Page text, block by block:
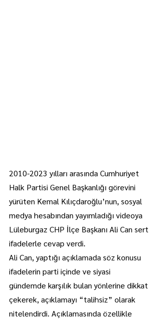
2010-2023 yılları arasında Cumhuriyet
Halk Partisi Genel Başkanlığı görevini
yürüten Kemal Kılıçdaroğlu’nun, sosyal
medya hesabından yayımladığı videoya
Lüleburgaz CHP İlçe Başkanı Ali Can sert
ifadelerle cevap verdi.
Ali Can, yaptığı açıklamada söz konusu
ifadelerin parti içinde ve siyasi
gündemde karşılık bulan yönlerine dikkat
çekerek, açıklamayı “talihsiz” olarak
nitelendirdi. Açıklamasında özellikle